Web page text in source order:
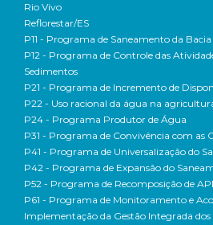
Rio Vivo
Reflorestar/ES
P11 - Programa de Saneamento da Bacia
P12 - Programa de Controle das
Sedimentos
P21 - Programa de Incremento de
P22 - Uso racional da água na
P24 - Programa Produtor de Água
P31 - Programa de Convivência com as
P41 - Programa de Universalização do
P42 - Programa de Expansão do
P52 - Programa de Recomposição de
P61 - Programa de Monitoramento e
Implementação da Gestão Integrada dos